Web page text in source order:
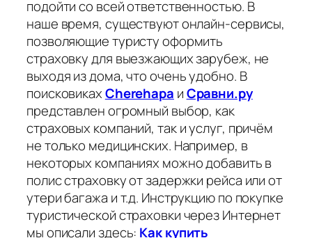
подойти со всей ответственностью. В
наше время, существуют онлайн-сервисы,
позволяющие туристу оформить
страховку для выезжающих зарубеж, не
выходя из дома, что очень удобно. В
поисковикахCherehapa иСравни.ру
представлен огромный выбор, как
страховых компаний, так и услуг, причём
не только медицинских. Например, в
некоторых компаниях можно добавить в
полис страховку от задержки рейса или от
утери багажа и т.д. Инструкцию по покупке
туристической страховки через Интернет
мы описали здесь: Как купить